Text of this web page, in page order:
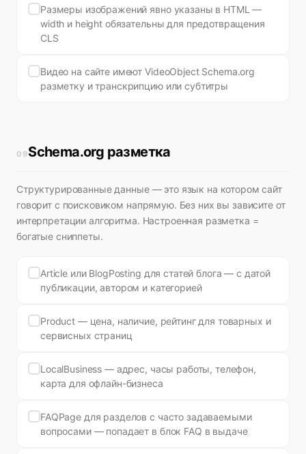
Размеры изображений явно указаны в HTML —
width и height обязательны для предотвращения
CLS
Видео на сайте имеют VideoObject Schema.org
разметку и транскрипцию или субтитры
09Schema.org разметка
Структурированные данные — это язык на котором сайт
говорит с поисковиком напрямую. Без них вы зависите от
интерпретации алгоритма. Настроенная разметка =
богатые сниппеты.
Article или BlogPosting для статей блога — с датой
публикации, автором и категорией
Product — цена, наличие, рейтинг для товарных и
сервисных страниц
LocalBusiness — адрес, часы работы, телефон,
карта для офлайн-бизнеса
FAQPage для разделов с часто задаваемыми
вопросами — попадает в блок FAQ в выдаче